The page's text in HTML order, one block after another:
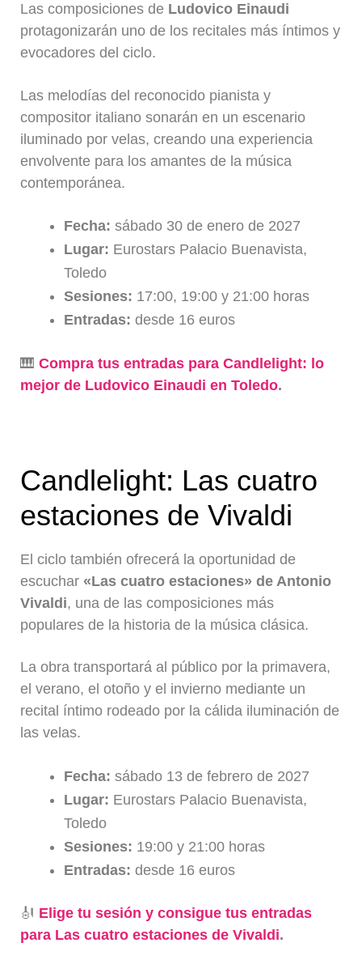
Las composiciones de Ludovico Einaudi
protagonizarán uno de los recitales más íntimos y
evocadores del ciclo.
Las melodías del reconocido pianista y
compositor italiano sonarán en un escenario
iluminado por velas, creando una experiencia
envolvente para los amantes de la música
contemporánea.
Fecha: sábado 30 de enero de 2027
Lugar: Eurostars Palacio Buenavista,
Toledo
Sesiones: 17:00, 19:00 y 21:00 horas
Entradas: desde 16 euros
🎹Compra tus entradas para Candlelight: lo
mejor de Ludovico Einaudi en Toledo.
Candlelight: Las cuatro
estaciones de Vivaldi
El ciclo también ofrecerá la oportunidad de
escuchar «Las cuatro estaciones» de Antonio
Vivaldi, una de las composiciones más
populares de la historia de la música clásica.
La obra transportará al público por la primavera,
el verano, el otoño y el invierno mediante un
recital íntimo rodeado por la cálida iluminación de
las velas.
Fecha: sábado 13 de febrero de 2027
Lugar: Eurostars Palacio Buenavista,
Toledo
Sesiones: 19:00 y 21:00 horas
Entradas: desde 16 euros
🎻 Elige tu sesión y consigue tus entradas
para Las cuatro estaciones de Vivaldi.